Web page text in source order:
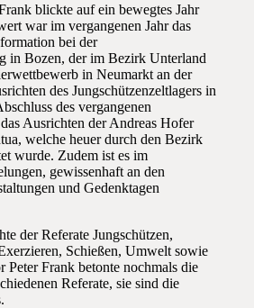
blickte auf ein bewegtes Jahr
war im vergangenen Jahr das
bei der
in Bozen, der im Bezirk Unterland
in Neumarkt an der
des Jungschützenzeltlagers in
des vergangenen
Ausrichten der Andreas Hofer
welche heuer durch den Bezirk
wurde. Zudem ist es im
gewissenhaft an den
und Gedenktagen
der Referate Jungschützen,
Schießen, Umwelt sowie
Peter Frank betonte nochmals die
Referate, sie sind die